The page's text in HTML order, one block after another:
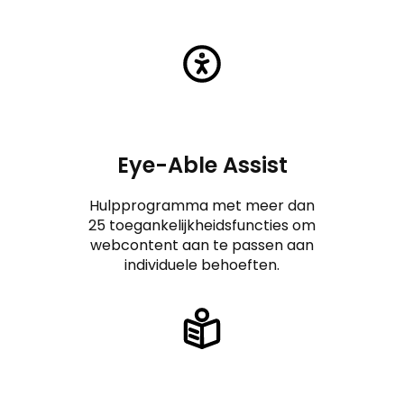
Eye-Able Assist
Hulpprogramma met meer dan
25 toegankelijkheidsfuncties om
webcontent aan te passen aan
individuele behoeften.